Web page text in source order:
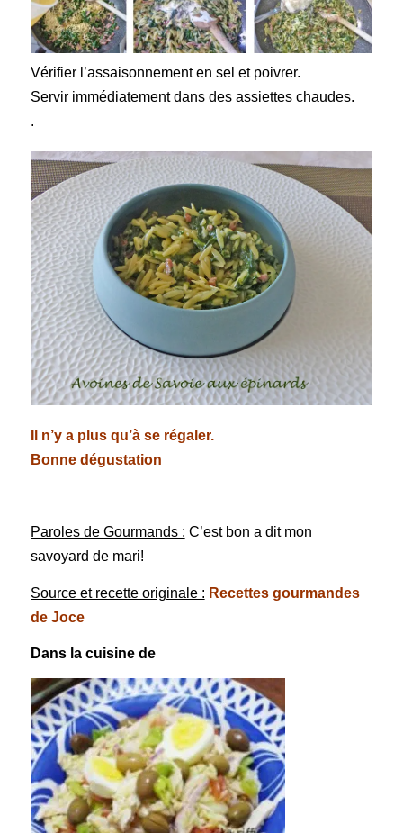
Vérifier l’assaisonnement en sel et poivrer.
Servir immédiatement dans des assiettes chaudes.
.
Il n’y a plus qu’à se régaler.
Bonne dégustation
Paroles de Gourmands : C’est bon a dit mon
savoyard de mari!
Source et recette originale : Recettes gourmandes
de Joce
Dans la cuisine de